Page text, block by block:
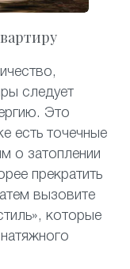
следует
Это
есть точечные
о затоплении
прекратить
вызовите
которые